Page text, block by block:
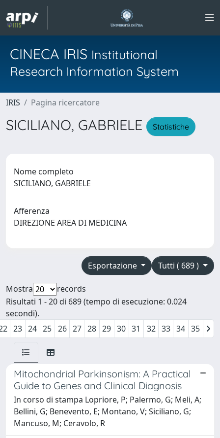
CINECA IRIS Institutional
Research Information System
IRIS Pagina ricercatore
SICILIANO, GABRIELE Statistiche
Nome completo
SICILIANO, GABRIELE
Afferenza
DIREZIONE AREA DI MEDICINA
Tutti ( 689 )
Esportazione
Mostra
records
Risultati 1 - 20 di 689 (tempo di esecuzione: 0.024
secondi).
23 24 25 26 27 28 29 30 31 32 33 34 35
Mitochondrial Parkinsonism: A Practical
Guide to Genes and Clinical Diagnosis
In corso di stampa Lopriore, P; Palermo, G; Meli, A;
Bellini, G; Benevento, E; Montano, V; Siciliano, G;
Mancuso, M; Ceravolo, R